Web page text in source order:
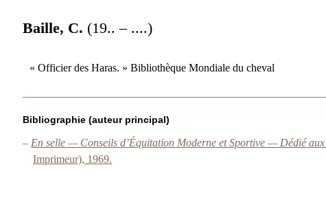
Baille, C. (19.. – ....)
« Officier des Haras. » Bibliothèque Mondiale du cheval
Bibliographie (auteur principal)
– En selle — Conseils d’Équitation Moderne et Sportive — Dédié
Imprimeur), 1969.